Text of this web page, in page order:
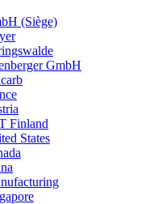
(Siège)
GmbH
Finland
States